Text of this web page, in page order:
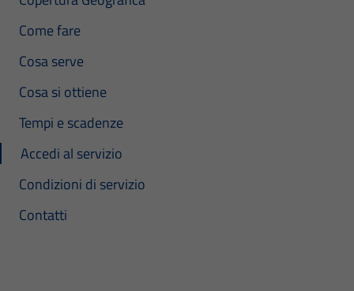
Come fare
Cosa serve
Cosa si ottiene
Tempi e scadenze
Accedi al servizio
Condizioni di servizio
Contatti